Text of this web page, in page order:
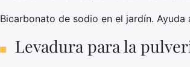
Bicarbonato de sodio en el jardín.
Levadura para la